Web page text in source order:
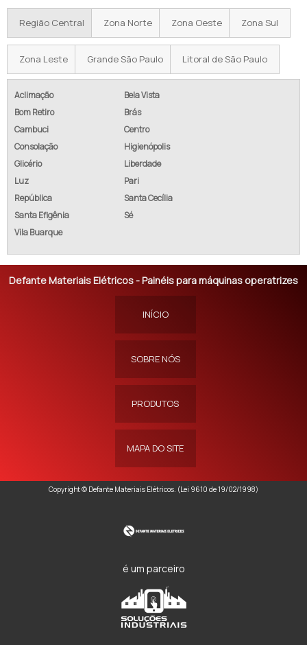
Região Central Zona Norte Zona Oeste Zona Sul
Zona Leste Grande São Paulo Litoral de São Paulo
Aclimação
Bela Vista
Bom Retiro
Brás
Cambuci
Centro
Consolação
Higienópolis
Glicério
Liberdade
Luz
Pari
República
Santa Cecília
Santa Efigênia
Sé
Vila Buarque
Defante Materiais Elétricos - Painéis para máquinas operatrizes
INÍCIO
SOBRE NÓS
PRODUTOS
MAPA DO SITE
Copyright © Defante Materiais Elétricos. (Lei 9610 de 19/02/1998)
é um parceiro